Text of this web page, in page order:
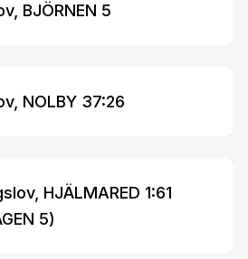
BJÖRNEN 5
NOLBY 37:26
HJÄLMARED 1:61
5)